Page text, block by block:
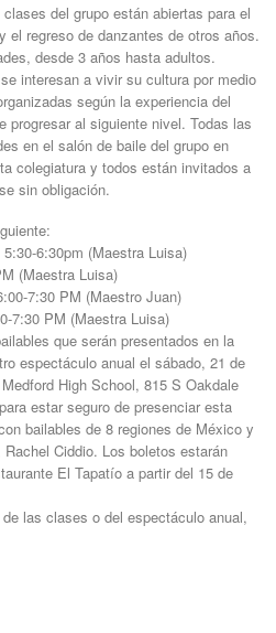
del grupo están abiertas para el
el regreso de danzantes de otros años.
desde 3 años hasta adultos.
interesan a vivir su cultura por medio
según la experiencia del
progresar al siguiente nivel. Todas las
en el salón de baile del grupo en
colegiatura y todos están invitados a
sin obligación.
6:30pm (Maestra Luisa)
(Maestra Luisa)
7:30 PM (Maestro Juan)
7:30 PM (Maestra Luisa)
que serán presentados en la
espectáculo anual el sábado, 21 de
High School, 815 S Oakdale
estar seguro de presenciar esta
bailables de 8 regiones de México y
Ciddio. Los boletos estarán
El Tapatío a partir del 15 de
las clases o del espectáculo anual,